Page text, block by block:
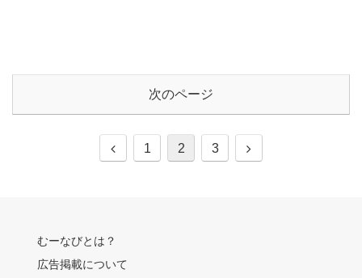
次のページ
前
1 2 3
次
むーなびとは？
広告掲載について